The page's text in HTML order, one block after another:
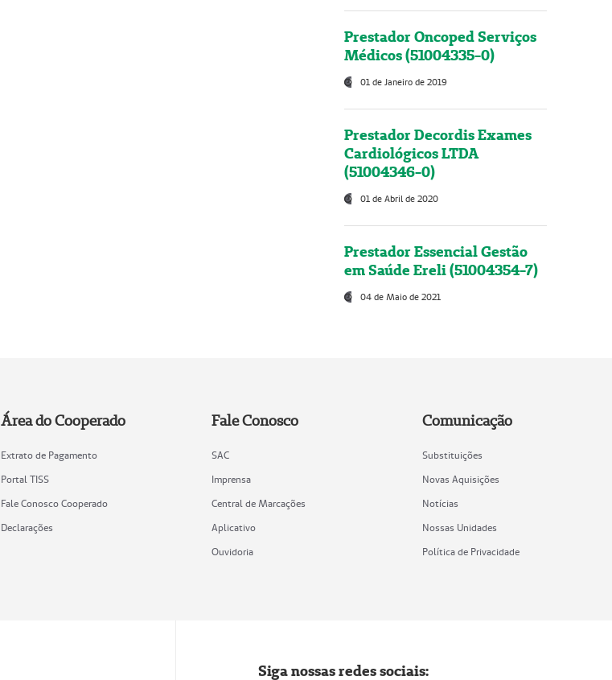
Prestador Oncoped Serviços
Médicos (51004335-0)
01 de Janeiro de 2019
Prestador Decordis Exames
Cardiológicos LTDA
(51004346-0)
01 de Abril de 2020
Prestador Essencial Gestão
em Saúde Ereli (51004354-7)
04 de Maio de 2021
Área do Cooperado
Extrato de Pagamento
Portal TISS
Fale Conosco Cooperado
Declarações
Fale Conosco
SAC
Imprensa
Central de Marcações
Aplicativo
Ouvidoria
Comunicação
Substituições
Novas Aquisições
Notícias
Nossas Unidades
Política de Privacidade
Siga nossas redes sociais: